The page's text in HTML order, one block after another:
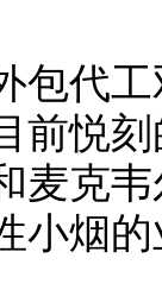
包代
前悦
麦克
小烟